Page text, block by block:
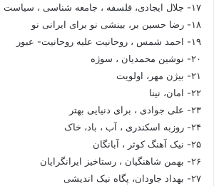
۱۷- جلال ایجادی، فلسفه ، جامعه شناسی ، سیاست
۱۸- رضا حسین بر، بینشی نو برای ایرانی نو
۱۹- احمد شمس ، روحانیت علیه روحانیت- عبور
۲۰- نوشین محمدیان ، سوژه
۲۱- بیژن مهر، اولویت
۲۲- امان، نینا
۲۳- علی جوادی ، برای دنیایی بهتر
۲۴- روزبه اسکندری ، آب ، باد، خاک
۲۵- نیک آهنگ کوثر ، آبانگان
۲۶- بهمن شاهنگیان ، رستاخیز ایرانگرایان
۲۷- بهداد جاودان، پگاه نیک اندیشی